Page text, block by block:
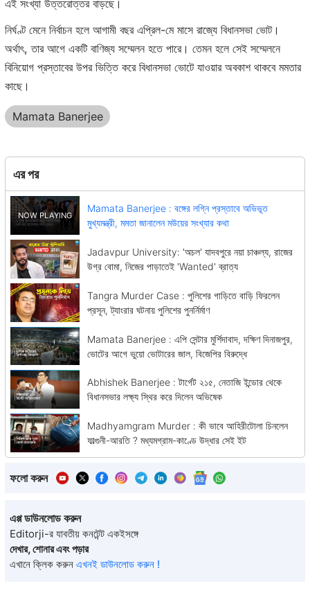
এই সংখ্যা উত্তরোত্তর বাড়ছে।
নির্ঘণ্ট মেনে নির্বাচন হলে আগামী বছর এপ্রিল-মে মাসে রাজ্যে বিধানসভা ভোট।
অর্থাৎ, তার আগে একটি বাণিজ্য সম্মেলন হতে পারে। তেমন হলে সেই সম্মেলনে
বিনিয়োগ প্রস্তাবের উপর ভিত্তি করে বিধানসভা ভোটে যাওয়ার অবকাশ থাকবে মমতার
কাছে।
Mamata Banerjee
এর পর
Mamata Banerjee : বঙ্গের লগ্নি প্রস্তাবে অভিভূত
মুখ্যমন্ত্রী, মমতা জানালেন মউয়ের সংখ্যার কথা
Jadavpur University: 'অচল' যাদবপুরে নয়া চাঞ্চল্য, রাজের
উগ্র বোমা, নিজের পাড়াতেই 'Wanted' ব্রাত্য
Tangra Murder Case : পুলিশের গাড়িতে বাড়ি ফিরলেন
প্রসূন, ট্যাংরার ঘটনায় পুলিশের পুনর্নির্মাণ
Mamata Banerjee : এপি সেন্টার মুর্শিদাবাদ, দক্ষিণ দিনাজপুর,
ভোটের আগে ভুয়ো ভোটারের জাল, বিজেপির বিরুদ্ধে
Abhishek Banerjee : টার্গেট ২১৫, নেতাজি ইন্ডোর থেকে
বিধানসভার লক্ষ্য স্থির করে দিলেন অভিষেক
Madhyamgram Murder : কী ভাবে আহিরীটোলা চিনলেন
ফাল্গুনী-আরতি ? মধ্যমগ্রাম-কাণ্ডে উদ্ধার সেই ইট
ফলো করুন
এপ্প ডাউনলোড করুন
Editorji-র যাবতীয় কনটেন্ট একইসঙ্গে
দেখার, শোনার এবং পড়ার
এখানে ক্লিক করুন এখনই ডাউনলোড করুন !